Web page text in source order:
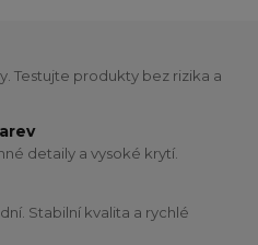
Testujte produkty bez rizika a
detaily a vysoké krytí.
Stabilní kvalita a rychlé